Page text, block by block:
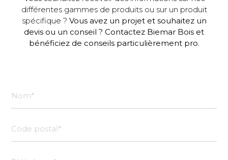
différentes gammes de produits ou sur un produit
spécifique ? Vous avez un projet et souhaitez un
devis ou un conseil ? Contactez Biemar Bois et
bénéficiez de conseils particulièrement pro.